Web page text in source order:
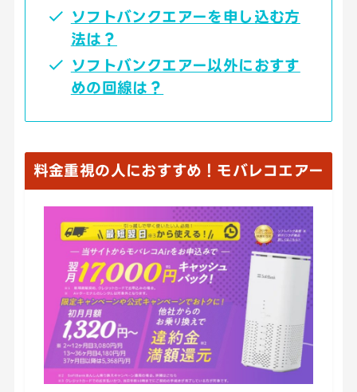
ソフトバンクエアーを申し込む方
法は？
ソフトバンクエアー以外におすす
めの回線は？
料金重視の人におすすめ！モバレコエアー